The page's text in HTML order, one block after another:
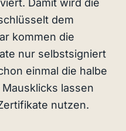
Damit wird die
dem
kommen die
nur selbstsigniert
einmal die halbe
lassen
nutzen.